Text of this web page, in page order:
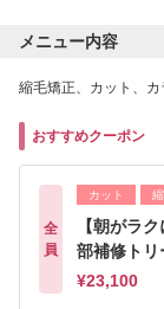
メニュー内容
縮毛矯正、カット、カ
おすすめクーポン
全
員
カット
【朝がラ
部補修トリ
¥23,100